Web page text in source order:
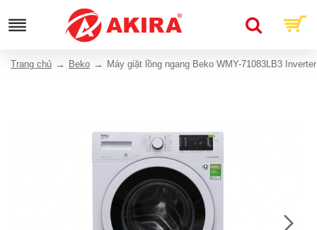
Trang chủ Beko Máy giặt lồng ngang Beko WMY-71083LB3